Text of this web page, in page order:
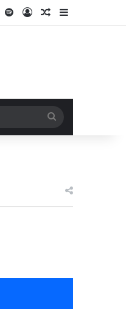
SpotifyLog InRandom Article
Sidebar